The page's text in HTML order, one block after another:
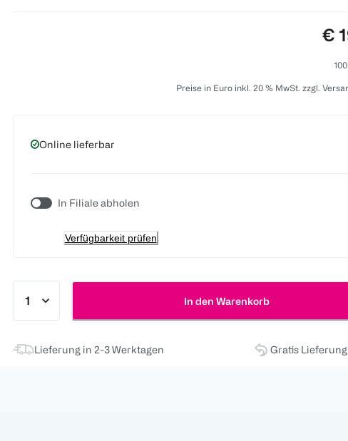
€
Preise in Euro inkl. 20 % MwSt. zzgl.
Online lieferbar
In Filiale abholen
Verfügbarkeit prüfen
In den Warenkorb
Lieferung in 2-3 Werktagen Gratis